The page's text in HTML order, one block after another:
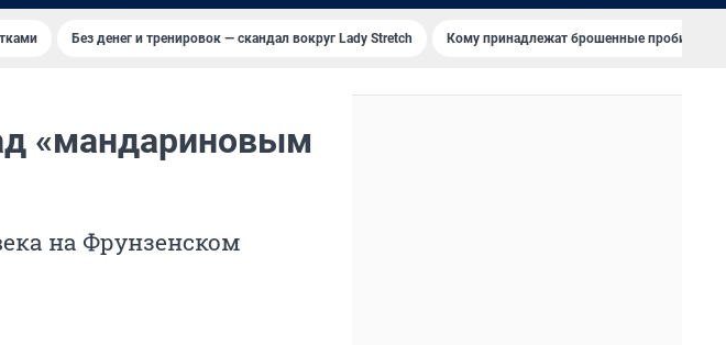
Без денег и тренировок — скандал вокруг Lady Stretch Кому принадлежат брошенные пробирки?
«мандариновым
на Фрунзенском